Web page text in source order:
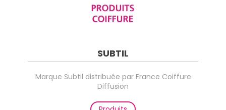
SUBTIL
Marque Subtil distribuée par France Coiffure
Diffusion